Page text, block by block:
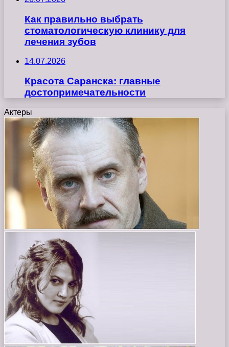
Как правильно выбрать
стоматологическую клинику для
лечения зубов
14.07.2026
Красота Саранска: главные
достопримечательности
Актеры